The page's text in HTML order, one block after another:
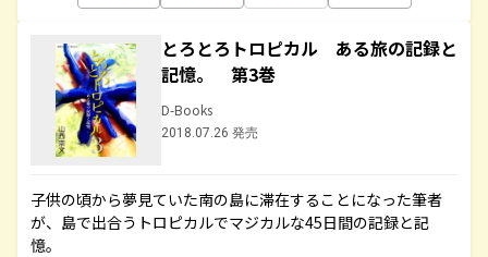
とろとろトロピカル ある旅の記録と
記憶。 第3巻
D-Books
2018.07.26 発売
子供の頃から夢見ていた南の島に滞在することになった筆者
が、島で出合うトロピカルでマジカルな45日間の記録と記
憶。